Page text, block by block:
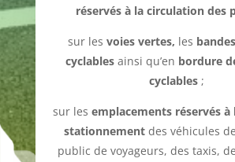
réservés à la circulation des
sur les voies vertes, les
cyclablesainsi qu’en bordure
cyclables;
sur lesemplacements réservés à
stationnementdes véhicules
public de voyageurs, des taxis,